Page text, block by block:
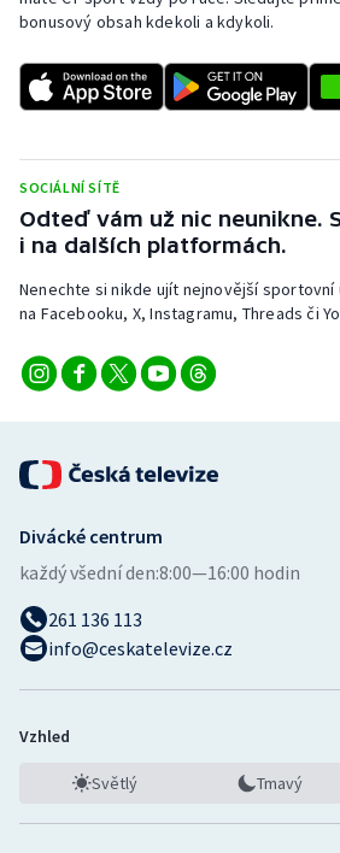
bonusový obsah kdekoli a kdykoli.
SOCIÁLNÍ SÍTĚ
Odteď vám už nic neunikne.
i na dalších platformách.
Nenechte si nikde ujít nejnovější sportovní
na Facebooku, X, Instagramu, Threads či
Divácké centrum
každý všední den:8:00—16:00 hodin
261 136 113
info@ceskatelevize.cz
Vzhled
Světlý Tmavý